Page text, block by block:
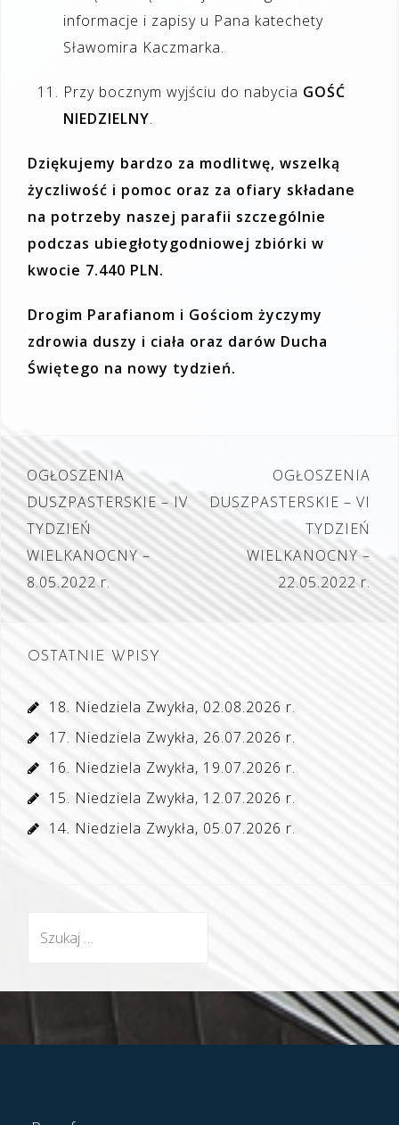
informacje i zapisy u Pana katechety
Sławomira Kaczmarka.
Przy bocznym wyjściu do nabycia GOŚĆ
NIEDZIELNY.
Dziękujemy bardzo za modlitwę, wszelką
życzliwość i pomoc oraz za ofiary składane
na potrzeby naszej parafii szczególnie
podczas ubiegłotygodniowej zbiórki w
kwocie 7.440 PLN.
Drogim Parafianom i Gościom życzymy
zdrowia duszy i ciała oraz darów Ducha
Świętego na nowy tydzień.
Nawigacja
wpisu
OGŁOSZENIA
DUSZPASTERSKIE – IV
TYDZIEŃ
WIELKANOCNY –
8.05.2022 r.
OGŁOSZENIA
DUSZPASTERSKIE – VI
TYDZIEŃ
WIELKANOCNY –
22.05.2022 r.
OSTATNIE WPISY
18. Niedziela Zwykła, 02.08.2026 r.
17. Niedziela Zwykła, 26.07.2026 r.
16. Niedziela Zwykła, 19.07.2026 r.
15. Niedziela Zwykła, 12.07.2026 r.
14. Niedziela Zwykła, 05.07.2026 r.